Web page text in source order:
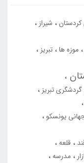
شیراز
موزه ها تبریز
تبریز
یونسکو
قلعه
مدرسه